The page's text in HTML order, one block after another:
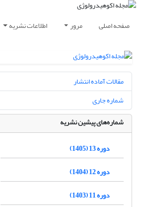
صفحه اصلی مرور اطلاعات نشریه
مقالات آماده انتشار
شماره جاری
شماره‌های پیشین نشریه
دوره 13 (1405)
دوره 12 (1404)
دوره 11 (1403)